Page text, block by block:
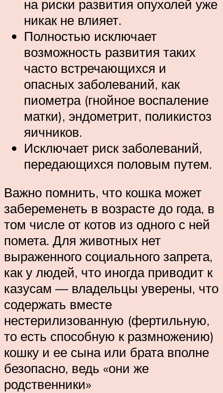
на риски развития опухолей уже
никак не влияет.
Полностью исключает
возможность развития таких
часто встречающихся и
опасных заболеваний, как
пиометра (гнойное воспаление
матки), эндометрит, поликистоз
яичников.
Исключает риск заболеваний,
передающихся половым путем.
Важно помнить, что кошка может
забеременеть в возрасте до года, в
том числе от котов из одного с ней
помета. Для животных нет
выраженного социального запрета,
как у людей, что иногда приводит к
казусам — владельцы уверены, что
содержать вместе
нестерилизованную (фертильную,
то есть способную к размножению)
кошку и ее сына или брата вполне
безопасно, ведь «они же
родственники»